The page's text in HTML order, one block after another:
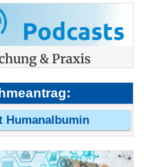
& Praxis
Humanalbumin